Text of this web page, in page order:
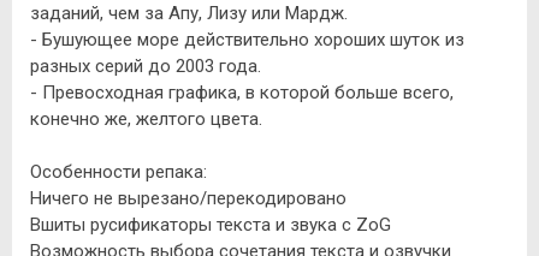
заданий, чем за Апу, Лизу или Мардж.
- Бушующее море действительно хороших шуток из
разных серий до 2003 года.
- Превосходная графика, в которой больше всего,
конечно же, желтого цвета.
Особенности репака:
Ничего не вырезано/перекодировано
Вшиты русификаторы текста и звука с ZoG
Возможность выбора сочетания текста и озвучки